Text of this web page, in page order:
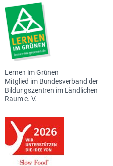
Lernen im Grünen
Mitglied im Bundesverband der
Bildungszentren im Ländlichen
Raum e. V.